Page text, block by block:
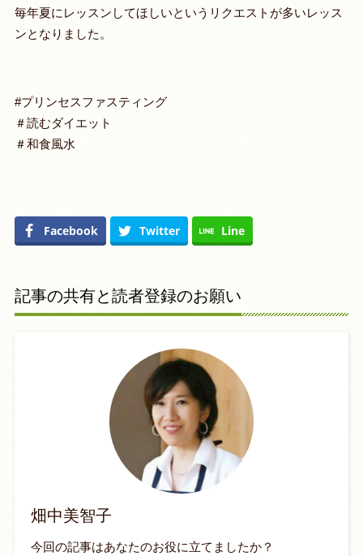
毎年夏にレッスンしてほしいというリクエストが多いレッス
ンとなりました。
#プリンセスファスティング
＃読むダイエット
＃和食風水
Facebook Twitter Line
記事の共有と読者登録のお願い
畑中美智子
今回の記事はあなたのお役に立てましたか？